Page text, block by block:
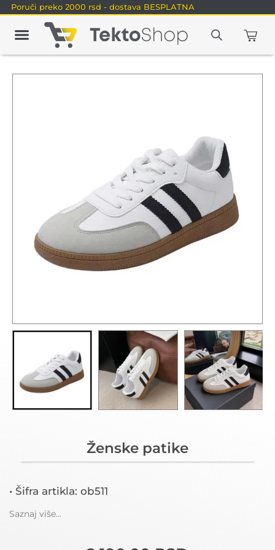
Poruči preko 2000 rsd - dostava BESPLATNA
Ženske patike
• Šifra artikla: ob511
Saznaj više...